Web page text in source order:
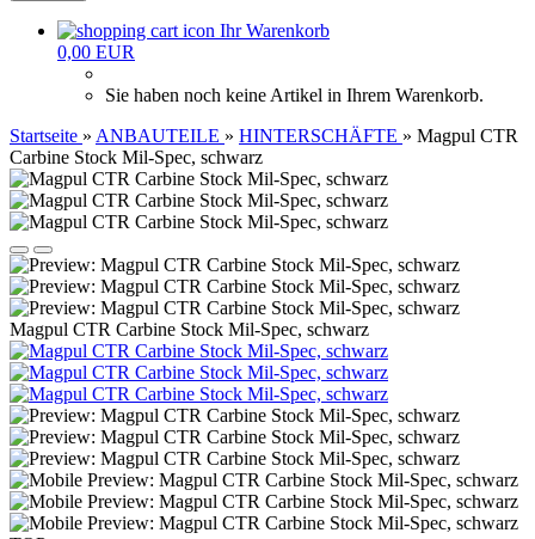
Ihr Warenkorb
0,00 EUR
Sie haben noch keine Artikel in Ihrem Warenkorb.
Startseite » ANBAUTEILE » HINTERSCHÄFTE » Magpul CTR
Carbine Stock Mil-Spec, schwarz
Magpul CTR Carbine Stock Mil-Spec, schwarz